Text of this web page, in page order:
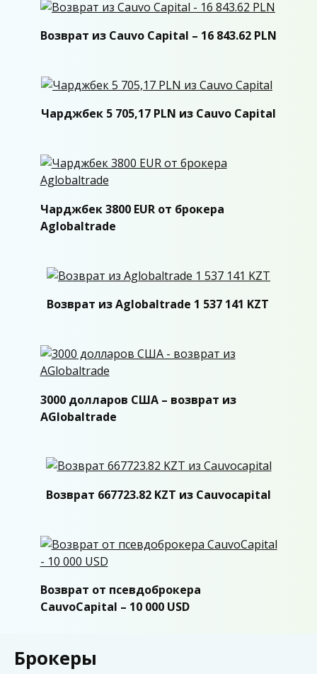
Возврат из Cauvo Capital – 16 843.62 PLN
Чарджбек 5 705,17 PLN из Cauvo Capital
Чарджбек 3800 EUR от брокера
Aglobaltrade
Возврат из Aglobaltrade 1 537 141 KZT
3000 долларов США – возврат из
AGlobaltrade
Возврат 667723.82 KZT из Cauvocapital
Возврат от псевдоброкера
CauvoCapital – 10 000 USD
Брокеры